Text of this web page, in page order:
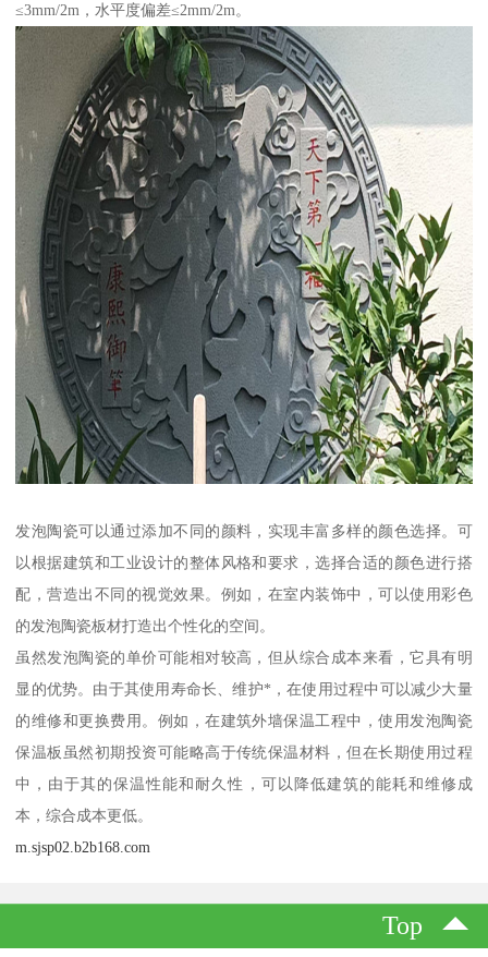
≤3mm/2m，水平度偏差≤2mm/2m。
发泡陶瓷可以通过添加不同的颜料，实现丰富多样的颜色选择。可
以根据建筑和工业设计的整体风格和要求，选择合适的颜色进行搭
配，营造出不同的视觉效果。例如，在室内装饰中，可以使用彩色
的发泡陶瓷板材打造出个性化的空间。
虽然发泡陶瓷的单价可能相对较高，但从综合成本来看，它具有明
显的优势。由于其使用寿命长、维护*，在使用过程中可以减少大量
的维修和更换费用。例如，在建筑外墙保温工程中，使用发泡陶瓷
保温板虽然初期投资可能略高于传统保温材料，但在长期使用过程
中，由于其的保温性能和耐久性，可以降低建筑的能耗和维修成
本，综合成本更低。
m.sjsp02.b2b168.com
Top